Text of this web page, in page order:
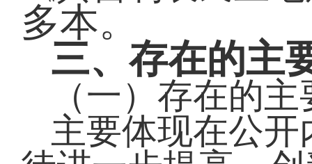
多本。
三、存在的主
（一）存在的
主要体现在公